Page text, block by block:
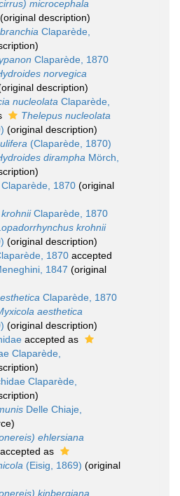
microcephala
(original description)
Claparède,
Claparède, 1870
norvegica
description)
nucleolata Claparède,
Thelepus nucleolata
(original description)
(Claparède, 1870)
dirampha Mörch,
Claparède, 1870 (original
Claparède, 1870
krohnii
(original description)
1870 accepted
1847 (original
Claparède, 1870
aesthetica
(original description)
accepted as
Claparède,
Claparède,
Delle Chiaje,
ehlersiana
accepted as
(Eisig, 1869) (original
kinbergiana